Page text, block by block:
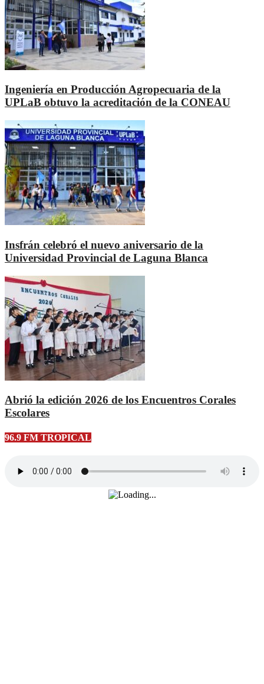
Ingeniería en Producción Agropecuaria de la
UPLaB obtuvo la acreditación de la CONEAU
Insfrán celebró el nuevo aniversario de la
Universidad Provincial de Laguna Blanca
Abrió la edición 2026 de los Encuentros Corales
Escolares
96.9 FM TROPICAL